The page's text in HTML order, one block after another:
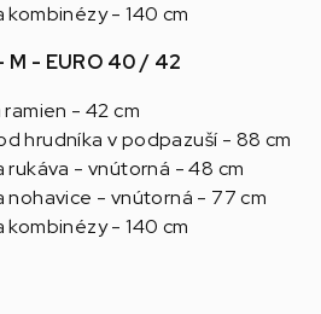
kombinézy - 140 cm
M - EURO 40 / 42
ramien - 42 cm
hrudníka v podpazuší - 88 cm
rukáva - vnútorná - 48 cm
nohavice - vnútorná - 77 cm
kombinézy - 140 cm